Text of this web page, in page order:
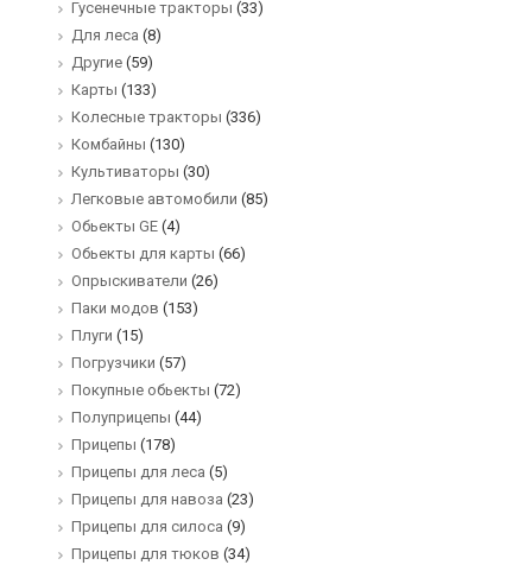
Гусенечные тракторы (33)
Для леса (8)
Другие (59)
Карты (133)
Колесные тракторы (336)
Комбайны (130)
Культиваторы (30)
Легковые автомобили (85)
Обьекты GE (4)
Обьекты для карты (66)
Опрыскиватели (26)
Паки модов (153)
Плуги (15)
Погрузчики (57)
Покупные обьекты (72)
Полуприцепы (44)
Прицепы (178)
Прицепы для леса (5)
Прицепы для навоза (23)
Прицепы для силоса (9)
Прицепы для тюков (34)